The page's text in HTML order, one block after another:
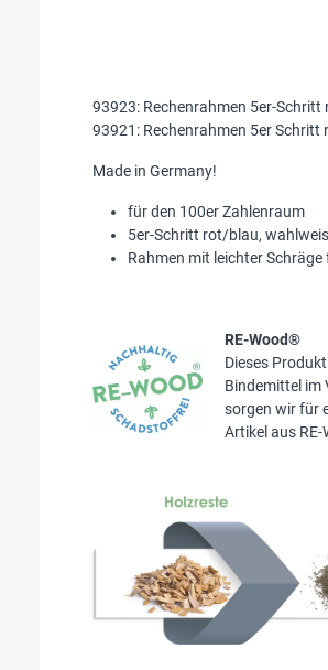
93923: Rechenrahmen 5er-Schritt
93921: Rechenrahmen 5er
Made in Germany!
für den 100er Zahlenraum
5er-Schritt rot/blau,
Rahmen mit leichter
RE-Wood®
Dieses
Bindemittel im
sorgen wir für
Artikel aus